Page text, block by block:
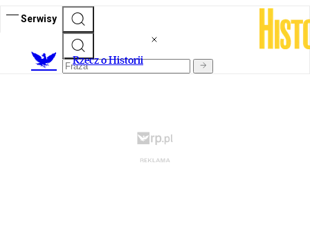
Serwisy
Rzecz o Historii